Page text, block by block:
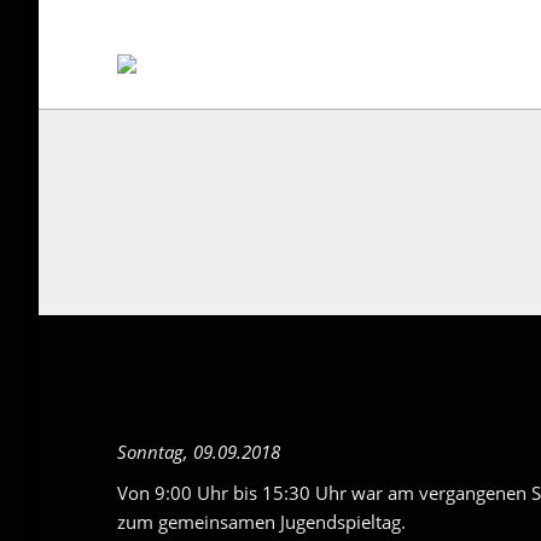
Sonntag, 09.09.2018
Von 9:00 Uhr bis 15:30 Uhr war am vergangenen
zum gemeinsamen Jugendspieltag.